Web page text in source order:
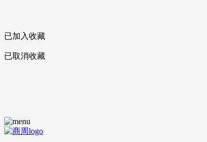
已加入收藏
已取消收藏